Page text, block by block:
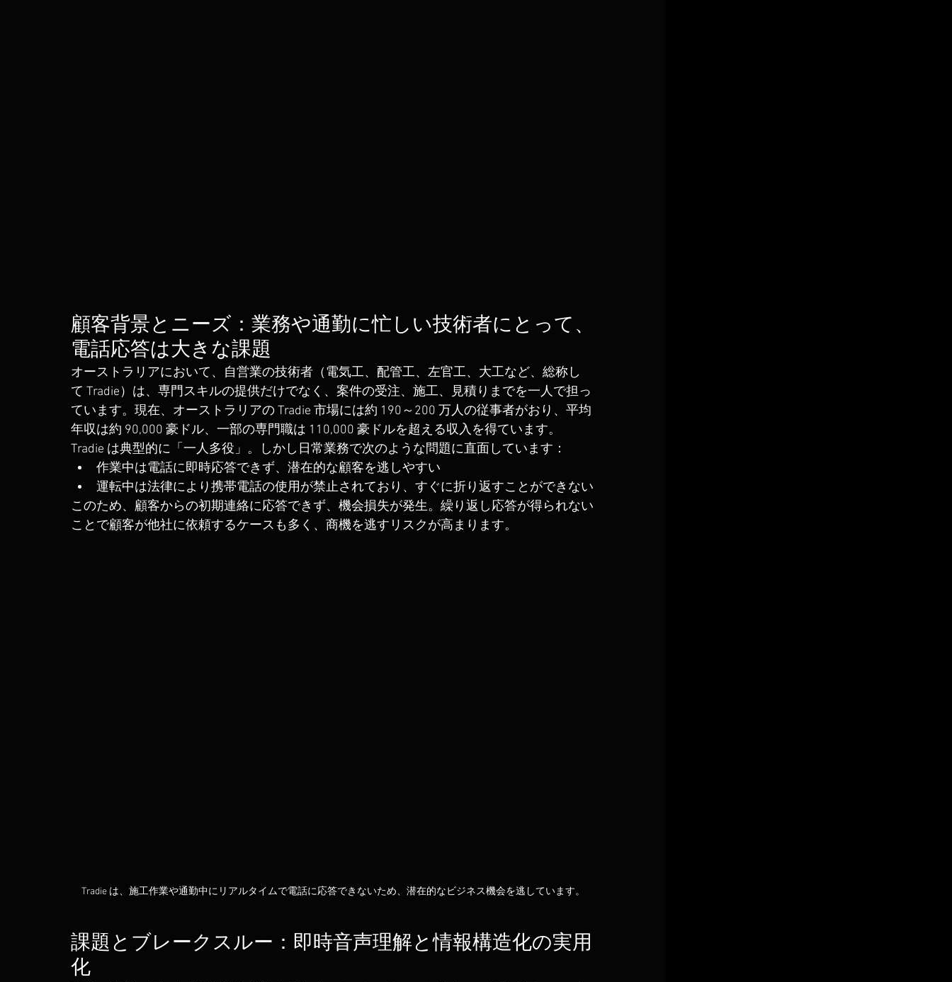
顧客背景とニーズ：業務や通勤に忙しい技術者にとって、
電話応答は大きな課題
オーストラリアにおいて、自営業の技術者（電気工、配管工、左官工、大工など、総称し
て Tradie）は、専門スキルの提供だけでなく、案件の受注、施工、見積りまでを一人で担っ
ています。現在、オーストラリアの Tradie 市場には約 190～200 万人の従事者がおり、平均
年収は約 90,000 豪ドル、一部の専門職は 110,000 豪ドルを超える収入を得ています。
Tradie は典型的に「一人多役」。しかし日常業務で次のような問題に直面しています：
作業中は電話に即時応答できず、潜在的な顧客を逃しやすい
運転中は法律により携帯電話の使用が禁止されており、すぐに折り返すことができない
このため、顧客からの初期連絡に応答できず、機会損失が発生。繰り返し応答が得られない
ことで顧客が他社に依頼するケースも多く、商機を逃すリスクが高まります。
Tradie は、施工作業や通勤中にリアルタイムで電話に応答できないため、潜在的なビジネス機会を逃しています。
課題とブレークスルー：即時音声理解と情報構造化の実用
化